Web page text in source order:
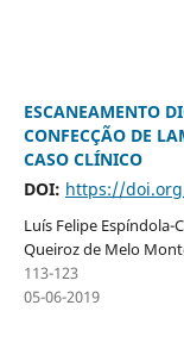
ESCANEAMENTO
CONFECÇÃO DE
CASO CLÍNICO
DOI: https://
Luís Felipe
Queiroz de Melo
113-123
05-06-2019